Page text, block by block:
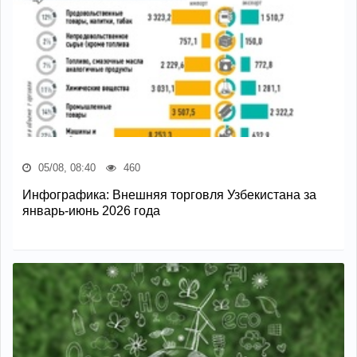
05/08, 08:40 460
Инфографика: Внешняя торговля Узбекистана за
январь-июнь 2026 года